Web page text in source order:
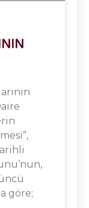
göre;